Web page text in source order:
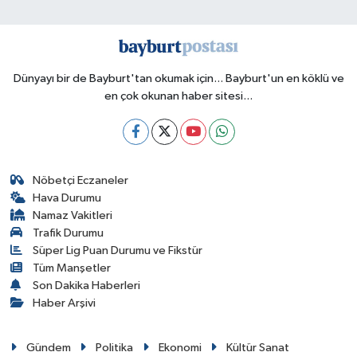
Dünyayı bir de Bayburt'tan okumak için... Bayburt'un en köklü ve
en çok okunan haber sitesi...
Nöbetçi Eczaneler
Hava Durumu
Namaz Vakitleri
Trafik Durumu
Süper Lig Puan Durumu ve Fikstür
Tüm Manşetler
Son Dakika Haberleri
Haber Arşivi
Gündem Politika Ekonomi Kültür Sanat